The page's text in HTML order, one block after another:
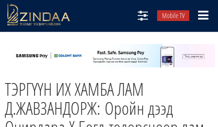
Mobile TV
ТВ8
АУДИО ЗОХИОЛ
ЗИНДАА СЭТГҮҮЛ
ТЭРГҮҮН ИХ ХАМБА ЛАМ
Д.ЖАВЗАНДОРЖ: Оройн дээд